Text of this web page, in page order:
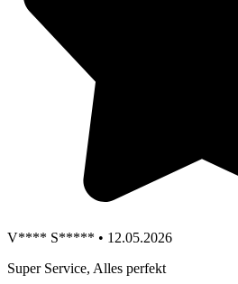
V**** S***** • 12.05.2026
Super Service, Alles perfekt